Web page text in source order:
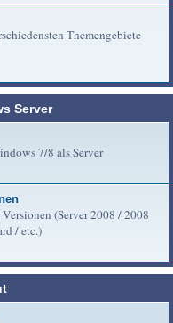
Themengebiete
Server
7/8 als Server
(Server 2008 / 2008
/ etc.)